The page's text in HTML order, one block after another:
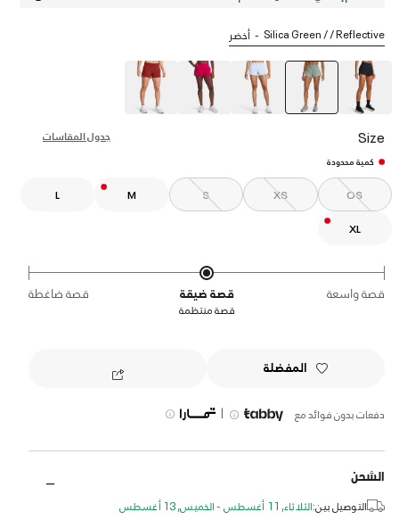
Silica Green / / Reflective أخضر
Size جدول المقاسات
كمية محدودة
OS
XS
S
M
L
XL
قصة واسعة قصة ضيقة قصة ضاغطة
قصة منتظمة
المفضلة
دفعات بدون فوائد مع |
الشحن
التوصيل بين:الثلاثاء, 11 أغسطس - الخميس, 13 أغسطس